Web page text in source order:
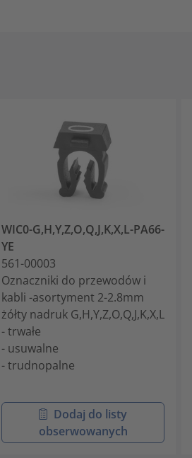
WIC0-G,H,Y,Z,O,Q,J,K,X,L-PA66-
YE
561-00003
Oznaczniki do przewodów i
kabli -asortyment 2-2.8mm
żółty nadruk G,H,Y,Z,O,Q,J,K,X,L
- trwałe
- usuwalne
- trudnopalne
Dodaj do listy
obserwowanych